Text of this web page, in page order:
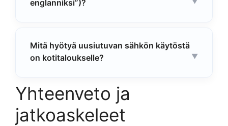
englanniksi”)?
Mitä hyötyä uusiutuvan sähkön käytöstä
on kotitaloukselle?
Yhteenveto ja
jatkoaskeleet